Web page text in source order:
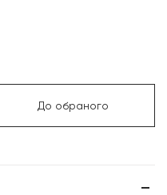
До обраного